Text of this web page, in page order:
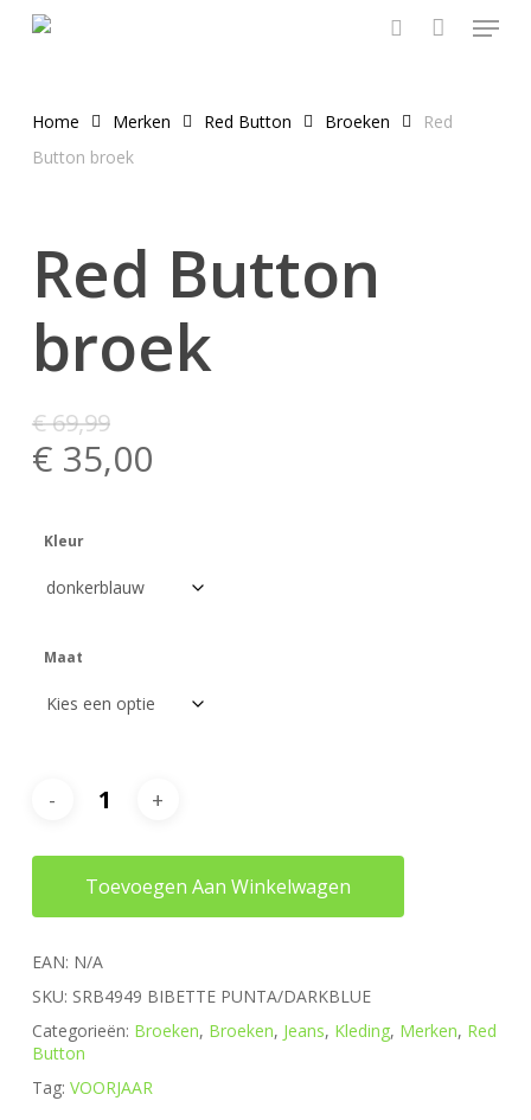
Menu
Home Merken Red Button Broeken
Red
Button broek
Red Button
broek
€69,99
€ 35,00
Kleur
Maat
Toevoegen Aan Winkelwagen
EAN: N/A
SKU: SRB4949 BIBETTE PUNTA/DARKBLUE
Categorieën: Broeken, Broeken, Jeans, Kleding, Merken, Red
Button
Tag: VOORJAAR